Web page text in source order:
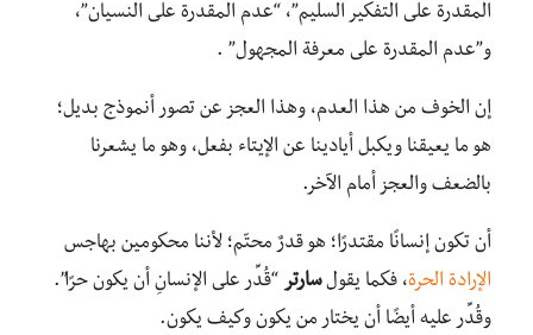
المقدرة على التفكير السليم”، “عدم المقدرة على النسيان”،
و”عدم المقدرة على معرفة المجهول” .
إن الخوف من هذا العدم، وهذا العجز عن تصور أنموذج بديل؛
هو ما يعيقنا ويكبل أيادينا عن الإيتاء بفعل، وهو ما يشعرنا
بالضعف والعجز أمام الآخر.
أن تكون إنسانًا مقتدرًا؛ هو قدرٌ محتّم؛ لأننا محكومين بهاجس
الإرادة الحرة، فكما يقولسارتر “قُدِّر على الإنسانِ أن يكون حرًا”.
وقُدِّر عليه أيضًا أن يختار من يكون وكيف يكون.